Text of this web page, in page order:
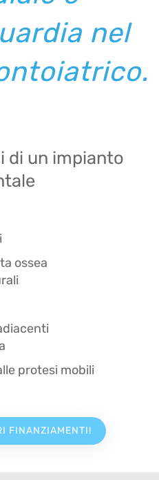
nel
di un impianto
ossea
protesi mobili
FINANZIAMENTI!